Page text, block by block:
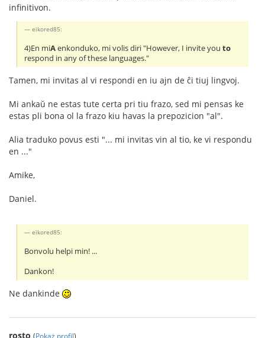
infinitivon.
eikored85:
4)En miAenkonduko, mi volis diri "However, I invite youto
respond in any of these languages."
Tamen, mi invitas al vi respondi en iu ajn de ĉi tiuj lingvoj.
Mi ankaŭ ne estas tute certa pri tiu frazo, sed mi pensas ke
estas pli bona ol la frazo kiu havas la prepozicion "al".
Alia traduko povus esti "... mi invitas vin al tio, ke vi respondu
en ..."
Amike,
Daniel.
eikored85:
Bonvolu helpi min! ...
Dankon!
Ne dankinde
rosto (Pokaż profil)